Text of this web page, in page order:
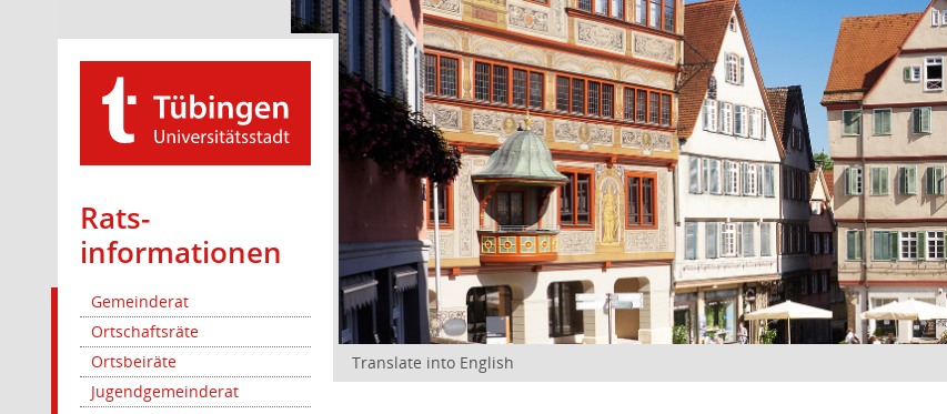
Rats­
informationen
Gemeinderat
Ortschaftsräte
Ortsbeiräte
Jugendgemeinderat
Translate into English